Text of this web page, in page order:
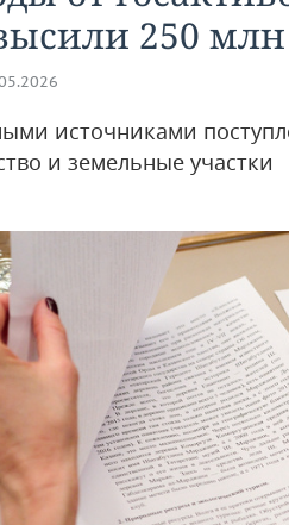
250
источниками
и земельные участки